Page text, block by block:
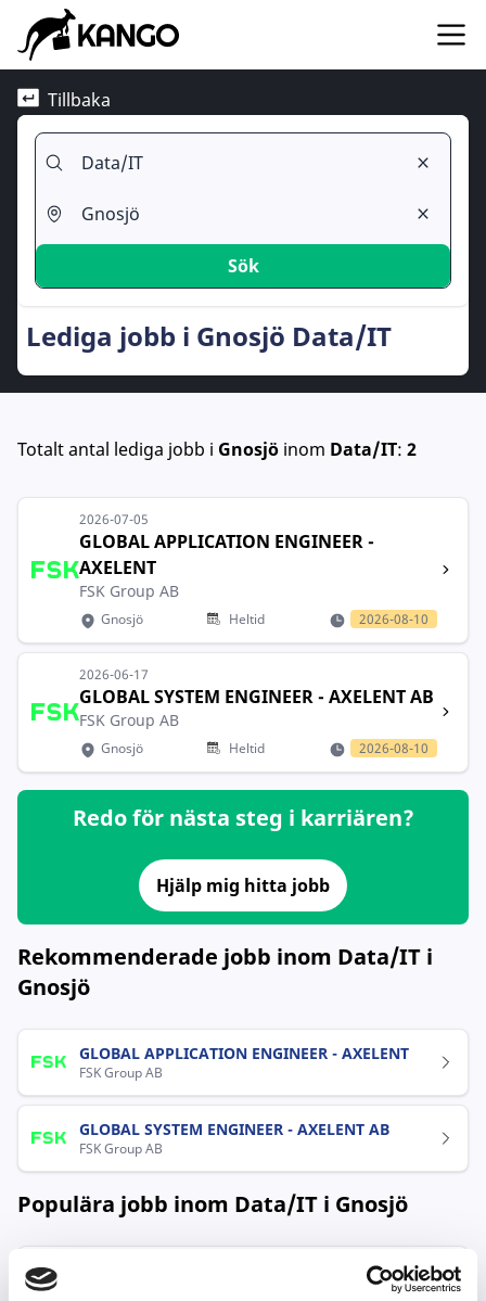
Tillbaka
Sök
Lediga jobb i Gnosjö Data/IT
Totalt antal lediga jobb i Gnosjö inom Data/IT: 2
2026-07-05
GLOBAL APPLICATION ENGINEER -
AXELENT
FSK Group AB
Gnosjö Heltid 2026-08-10
2026-06-17
GLOBAL SYSTEM ENGINEER - AXELENT AB
FSK Group AB
Gnosjö Heltid 2026-08-10
Redo för nästa steg i karriären?
Hjälp mig hitta jobb
Rekommenderade jobb inom Data/IT i
Gnosjö
GLOBAL APPLICATION ENGINEER - AXELENT
FSK Group AB
GLOBAL SYSTEM ENGINEER - AXELENT AB
FSK Group AB
Populära jobb inom Data/IT i Gnosjö
GLOBAL APPLICATION ENGINEER - AXELENT